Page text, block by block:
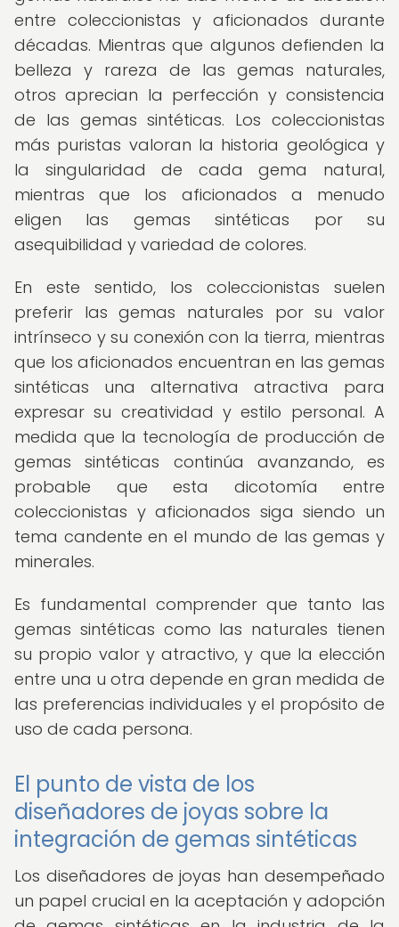
entre coleccionistas y aficionados durante
décadas. Mientras que algunos defienden la
belleza y rareza de las gemas naturales,
otros aprecian la perfección y consistencia
de las gemas sintéticas. Los coleccionistas
más puristas valoran la historia geológica y
la singularidad de cada gema natural,
mientras que los aficionados a menudo
eligen las gemas sintéticas por su
asequibilidad y variedad de colores.
En este sentido, los coleccionistas suelen
preferir las gemas naturales por su valor
intrínseco y su conexión con la tierra, mientras
que los aficionados encuentran en las gemas
sintéticas una alternativa atractiva para
expresar su creatividad y estilo personal. A
medida que la tecnología de producción de
gemas sintéticas continúa avanzando, es
probable que esta dicotomía entre
coleccionistas y aficionados siga siendo un
tema candente en el mundo de las gemas y
minerales.
Es fundamental comprender que tanto las
gemas sintéticas como las naturales tienen
su propio valor y atractivo, y que la elección
entre una u otra depende en gran medida de
las preferencias individuales y el propósito de
uso de cada persona.
El punto de vista de los
diseñadores de joyas sobre la
integración de gemas sintéticas
Los diseñadores de joyas han desempeñado
un papel crucial en la aceptación y adopción